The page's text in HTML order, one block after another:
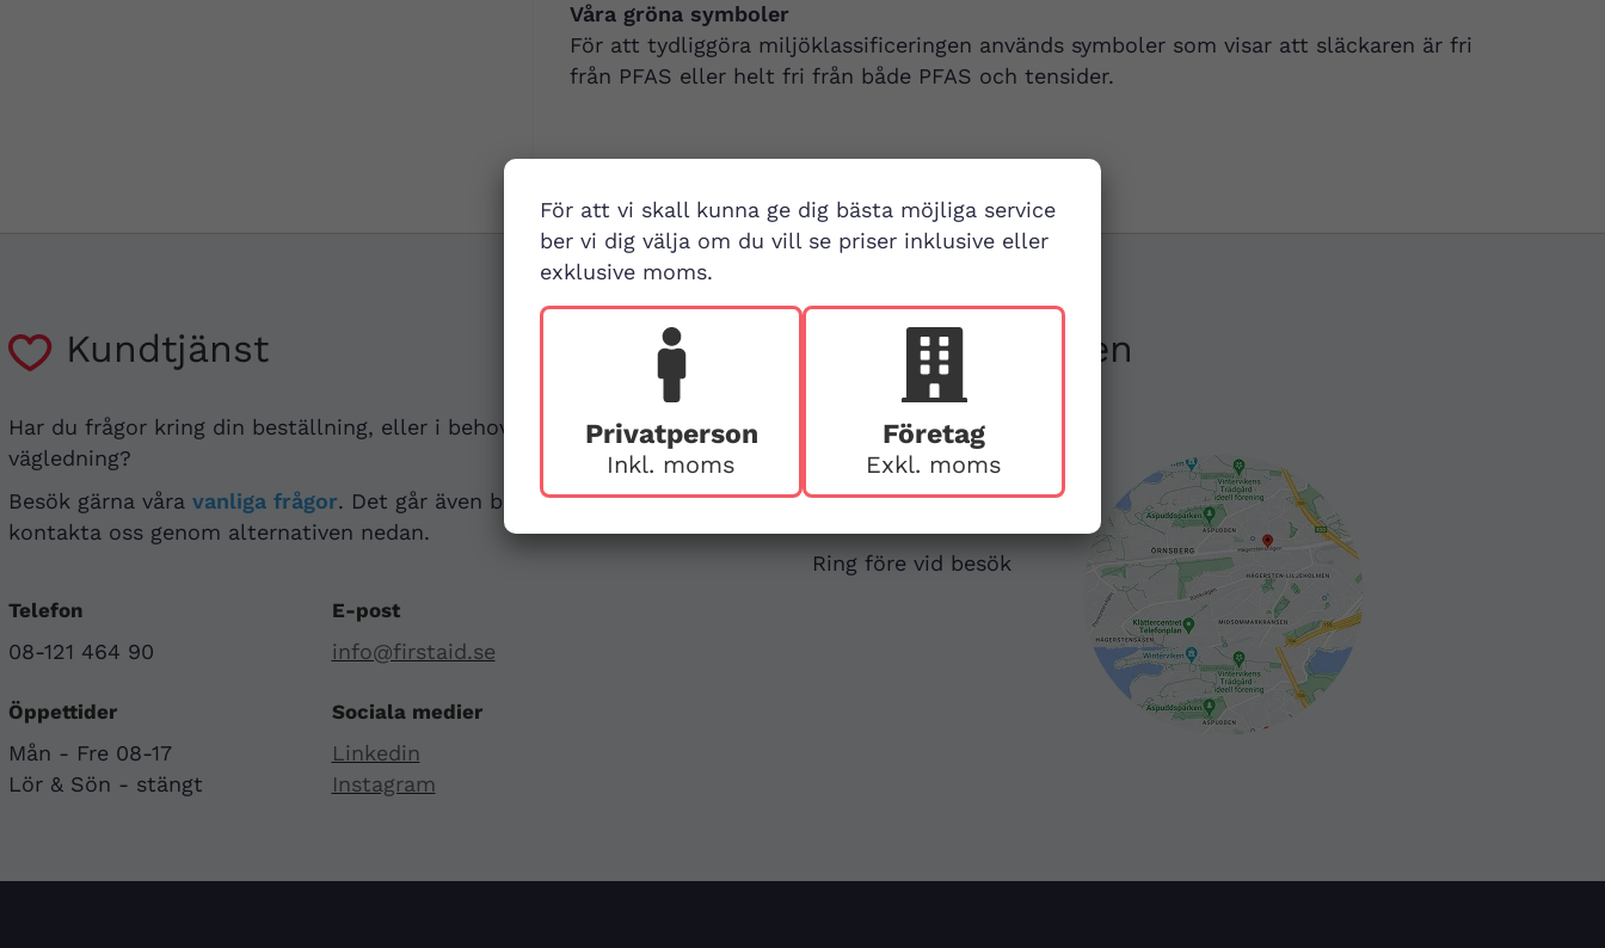
För att vi skall kunna ge dig bästa möjliga service
ber vi dig välja om du vill se priser inklusive eller
exklusive moms.
Privatperson
Inkl. moms
Företag
Exkl. moms
Våra gröna symboler
För att tydliggöra miljöklassificeringen används symboler som visar att släckaren är fri
från PFAS eller helt fri från både PFAS och tensider.
Kundtjänst
Har du frågor kring din beställning, eller i behov av
vägledning?
Besök gärna våra vanliga frågor. Det går även bra att
kontakta oss genom alternativen nedan.
Telefon
08-121 464 90
E-post
info@firstaid.se
Öppettider
Mån - Fre 08-17
Lör & Sön - stängt
Sociala medier
Linkedin
Instagram
Besök butiken
First Aid Sweden
Hägerstensvägen 125
126 48 Hägersten,
Ring före vid besök